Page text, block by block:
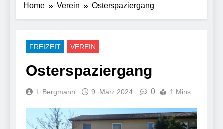
Home Verein Osterspaziergang
FREIZEIT VEREIN
Osterspaziergang
L.Bergmann 9. März 2024 0 1 Mins